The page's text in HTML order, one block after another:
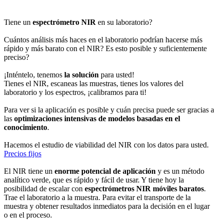
Tiene un espectrómetro NIR en su laboratorio?
Cuántos análisis más haces en el laboratorio podrían hacerse más
rápido y más barato con el NIR? Es esto posible y suficientemente
preciso?
¡Inténtelo, tenemos la solución para usted!
Tienes el NIR, escaneas las muestras, tienes los valores del
laboratorio y los espectros, ¡calibramos para ti!
Para ver si la aplicación es posible y cuán precisa puede ser gracias a
las optimizaciones intensivas de modelos basadas en el
conocimiento.
Hacemos el estudio de viabilidad del NIR con los datos para usted.
Precios fijos
El NIR tiene un enorme potencial de aplicación y es un método
analítico verde, que es rápido y fácil de usar. Y tiene hoy la
posibilidad de escalar con espectrómetros NIR móviles baratos.
Trae el laboratorio a la muestra. Para evitar el transporte de la
muestra y obtener resultados inmediatos para la decisión en el lugar
o en el proceso.